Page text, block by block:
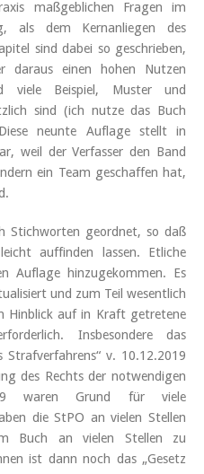
maßgeblichen Fragen im
als dem Kernanliegen des
sind dabei so geschrieben,
daraus einen hohen Nutzen
viele Beispiel, Muster und
sind (ich nutze das Buch
neunte Auflage stellt in
weil der Verfasser den Band
ein Team geschaffen hat,
Stichworten geordnet, so daß
auffinden lassen. Etliche
Auflage hinzugekommen. Es
und zum Teil wesentlich
Hinblick auf in Kraft getretene
Insbesondere das
Strafverfahrens“ v. 10.12.2019
des Rechts der notwendigen
waren Grund für viele
die StPO an vielen Stellen
Buch an vielen Stellen zu
ist dann noch das „Gesetz